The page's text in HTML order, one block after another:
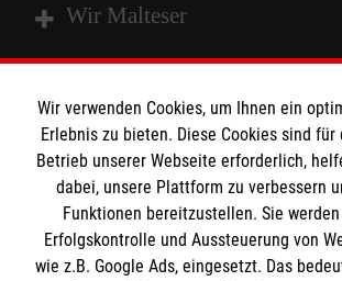
Wir Malteser
Angebote und Leistungen
Unsere Kurse
Mitarbeiten
Wir Malteser
Informationen
Kontakt
Pressestelle
Malteser online
Wir verwenden Cookies, um Ihnen ein
Erlebnis zu bieten. Diese Cookies sind für
Betrieb unserer Webseite erforderlich,
dabei, unsere Plattform zu verbessern
Funktionen bereitzustellen. Sie
Erfolgskontrolle und Aussteuerung von
wie z.B. Google Ads, eingesetzt. Das